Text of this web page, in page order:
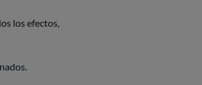
los efectos,